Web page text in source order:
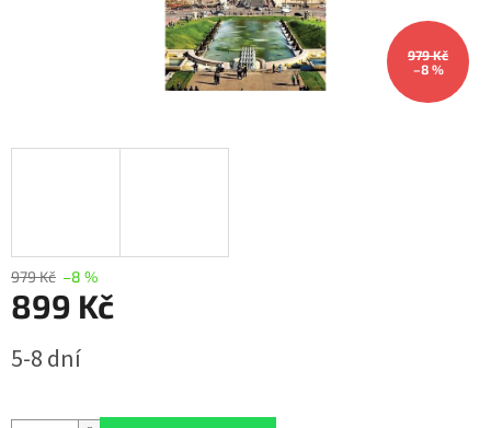
979 Kč
–8 %
979 Kč –8 %
899 Kč
cena:
5-8 dní